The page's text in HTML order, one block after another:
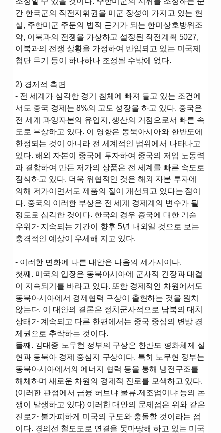
간 한국군의 작전지휘권을 미군 장성이 가지고 있는 현
실, 주한미군 주둔의 법적 근거가 되는 한미상호방위조
약, 이북과의 전쟁을 가상하고 설정된 작전계획 5027,
이북과의 전쟁 상황을 가정하여 반입되고 있는 미국제
첨단 무기 등이 하나하나 조정될 수밖에 없다.
2) 경제적 측면
- 전 세계가 심각한 경기 침체에 빠져 들고 있는 조건에
서도 중국 경제는 8%의 고도 성장을 하고 있다. 중국은
전 세계 과잉자본의 유입지, 생산의 거점으로서 빠른 속
도로 부상하고 있다. 이 영향은 동북아시아와 한반도에
한정되는 것이 아니라 전 세계적인 범위에서 나타나고
있다. 해외 자본이 중국에 투자하여 중국의 저임 노동력
과 결합하여 만든 저가의 상품은 전 세계를 빠른 속도로
잠식하고 있다. 더욱 위협적인 것은 해외 자본 투자에
의해 저가이면서도 제품의 질이 개선되고 있다는 점이
다. 중국의 이러한 부상은 전 세계 경제계의 변수가 될
정도로 심각한 것이다. 한국의 경우 중국에 대한 기술
우위가 지속되는 기간이 향후 5년 내외일 것으로 보는
충격적인 예상이 우세해 지고 있다.
- 이러한 변화에 따른 대안은 다음의 세가지이다.
첫째. 미국의 입장은 동북아시아에 군사적 긴장과 대결
이 지속되기를 바라고 있다. 또한 경제적인 차원에서도
동북아시아에서 경제협력 구상이 출현하는 것을 원치
않는다. 이 대안의 결론은 정치군사적으로 남북의 대치
상태가 계속되고 다른 한편에서는 중국 중심의 변방 경
제권으로 추락하는 것이다.
둘째. 김대중-노무현 정부의 구상은 한반도 평화체제 실
현과 동북아 경제 중심지 구상이다. 특히 노무현 정부는
동북아시아에서의 에너지 협력 등을 통해 냉전구조를
해체하며 새로운 차원의 경제적 진로를 모색하고 있다.
(이러한 관점에서 금융 허브냐 물류.제조업이냐 등의 논
쟁이 발생하고 있다) 이러한 대안의 문제점은 위와 같은
진로가 불가피하게 미국의 구도와 충돌할 것이라는 점
이다. 경의선 철도도로 연결을 못마땅해 하고 있는 미국